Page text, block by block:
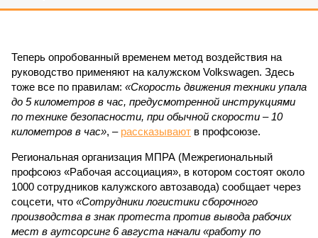
Теперь опробованный временем метод воздействия на
руководство применяют на калужском Volkswagen. Здесь
тоже все по правилам: «Скорость движения техники упала
до 5 километров в час, предусмотренной инструкциями
по технике безопасности, при обычной скорости – 10
километров в час», – рассказывают в профсоюзе.
Региональная организация МПРА (Межрегиональный
профсоюз «Рабочая ассоциация», в котором состоят около
1000 сотрудников калужского автозавода) сообщает через
соцсети, что «Сотрудники логистики сборочного
производства в знак протеста против вывода рабочих
мест в аутсорсинг 6 августа начали «работу по